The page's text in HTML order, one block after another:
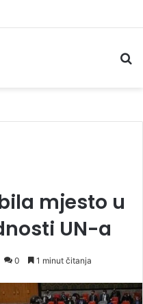
namjeru da stane
mjesto u
UN-a
0 1 minut čitanja